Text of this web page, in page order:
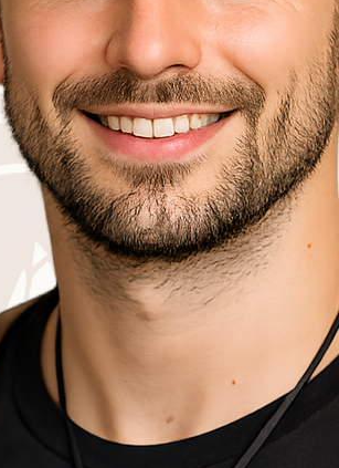
Pogrzeby